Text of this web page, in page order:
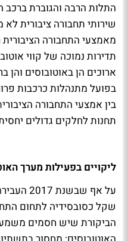
התלות הרבה והגוברת
שירותי תחבורה ציבורית
מאמצעי התחבורה
תדירות נמוכה של קווי
ארוכים הן באוטובוסים והן
בפועל מתנהלות כרכבות
בין אמצעי התחבורה
תחנות לחלקים גדולים
ליקויים בפעילות מערך
שקל כסובסידיה לתחום
הביקורת שיש חסמים